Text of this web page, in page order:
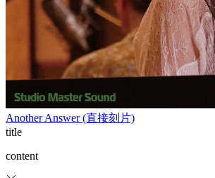
Another Answer (直接刻片)
title
content